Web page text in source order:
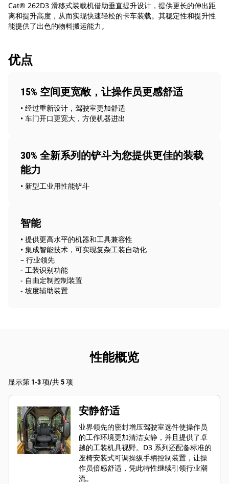
Cat® 262D3 滑移式装载机借助垂直提升设计，提供更长的伸出距
离和提升高度，从而实现快速轻松的卡车装载。其稳定性和提升性
能提供了出色的物料搬运能力。
优点
15% 空间更宽敞，让操作员更感舒适
• 经过重新设计，驾驶室更加舒适
• 车门开口更宽大，方便机器进出
30% 全新系列的铲斗为您提供更佳的装载
能力
• 新型工业用性能铲斗
智能
• 提供更高水平的机器和工具兼容性
• 集成智能技术，可实现复杂工装自动化
– 行业领先
- 工装识别功能
- 自由定制控制装置
- 坡度辅助装置
性能概览
显示第 1-3 项/共 5 项
安静舒适
业界领先的密封增压驾驶室选件使操作员
的工作环境更加清洁安静，并且提供了卓
越的工装机具视野。D3 系列还配备标准的
座椅安装式可调操纵手柄控制装置，让操
作员倍感舒适，凭此特性继续引领行业潮
流。